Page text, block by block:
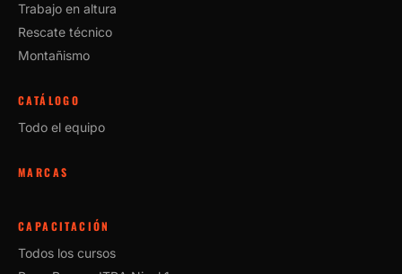
Trabajo en altura
Rescate técnico
Montañismo
CATÁLOGO
Todo el equipo
MARCAS
CAPACITACIÓN
Todos los cursos